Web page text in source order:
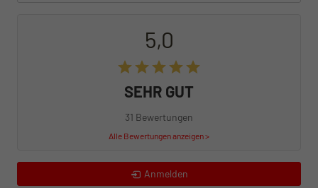
5,0
SEHR GUT
31 Bewertungen
Alle Bewertungen anzeigen >
Anmelden